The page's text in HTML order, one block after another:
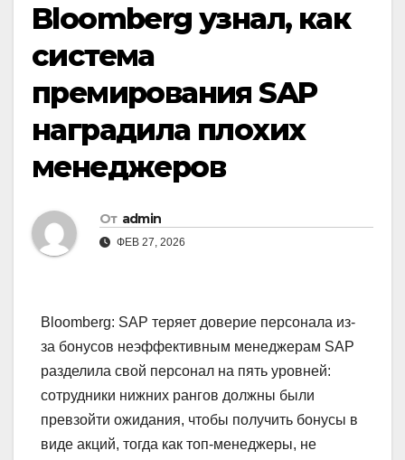
Bloomberg узнал, как
система
премирования SAP
наградила плохих
менеджеров
От admin
ФЕВ 27, 2026
Bloomberg: SAP теряет доверие персонала из-
за бонусов неэффективным менеджерам SAP
разделила свой персонал на пять уровней:
сотрудники нижних рангов должны были
превзойти ожидания, чтобы получить бонусы в
виде акций, тогда как топ-менеджеры, не